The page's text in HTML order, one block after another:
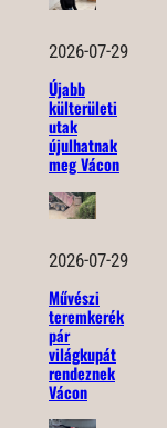
2026-07-29
Újabb
külterületi
utak
újulhatnak
meg Vácon
2026-07-29
Művészi
teremkerék
pár
világkupát
rendeznek
Vácon